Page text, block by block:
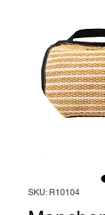
SKU: R10104